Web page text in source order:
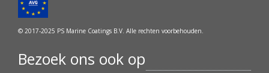
© 2017-2025 PS Marine Coatings B.V. Alle rechten voorbehouden.
Bezoek ons ook op